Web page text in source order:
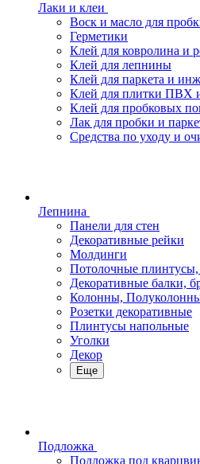
Лаки и клеи
Воск и масло для
Герметики
Клей для ковролина и
Клей для лепнины
Клей для паркета и
Клей для плитки ПВХ
Клей для пробковых
Лак для пробки и
Средства по уходу и
Лепнина
Панели для стен
Декоративные рейки
Молдинги
Потолочные
Декоративные балки,
Колонны,
Розетки декоративные
Плинтусы напольные
Уголки
Декор
Еще
Подложка
Подложка под